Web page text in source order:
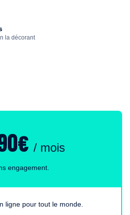
la décorant
/ mois
engagement.
ligne pour tout le monde.